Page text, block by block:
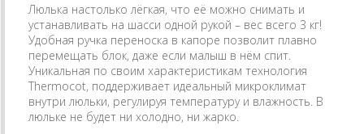
Люлька настолько лёгкая, что её можно снимать и
устанавливать на шасси одной рукой – вес всего 3 кг!
Удобная ручка переноска в капоре позволит плавно
перемещать блок, даже если малыш в нём спит.
Уникальная по своим характеристикам технология
Thermocot, поддерживает идеальный микроклимат
внутри люльки, регулируя температуру и влажность. В
люльке не будет ни холодно, ни жарко.